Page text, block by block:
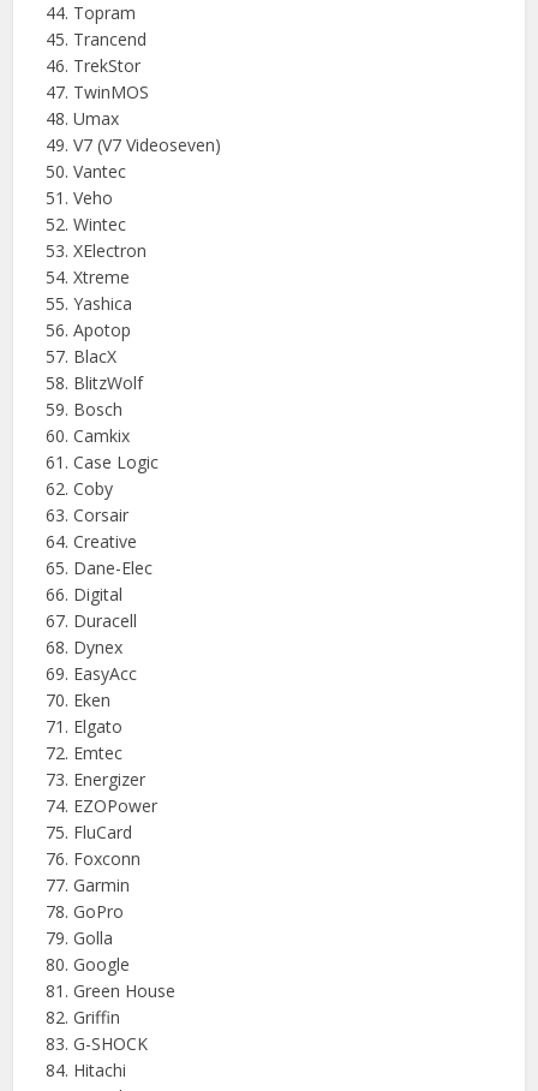
Topram
Trancend
TrekStor
TwinMOS
Umax
V7 (V7 Videoseven)
Vantec
Veho
Wintec
XElectron
Xtreme
Yashica
Apotop
BlacX
BlitzWolf
Bosch
Camkix
Case Logic
Coby
Corsair
Creative
Dane-Elec
Digital
Duracell
Dynex
EasyAcc
Eken
Elgato
Emtec
Energizer
EZOPower
FluCard
Foxconn
Garmin
GoPro
Golla
Google
Green House
Griffin
G-SHOCK
Hitachi